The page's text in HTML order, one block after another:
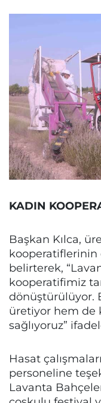
KADIN
Başkan Kılca,
belirterek,
kooperatifimiz
dönüştürülüyor.
üretiyor hem de
sağlıyoruz”
Hasat
personeline
Lavanta